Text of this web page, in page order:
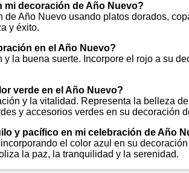
decoración de Año Nuevo?
Año Nuevo usando platos dorados,
y éxito.
en el Año Nuevo?
la buena suerte. Incorpore el rojo a su
verde en el Año Nuevo?
y la vitalidad. Representa la belleza
y accesorios verdes en su decoración
y pacífico en mi celebración de Año
el color azul en su
la paz, la tranquilidad y la serenidad.